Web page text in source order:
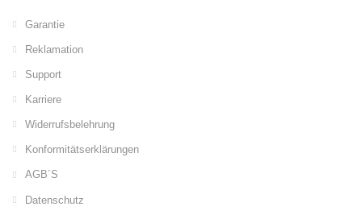
Garantie
Reklamation
Support
Karriere
Widerrufsbelehrung
Konformitätserklärungen
AGB´S
Datenschutz